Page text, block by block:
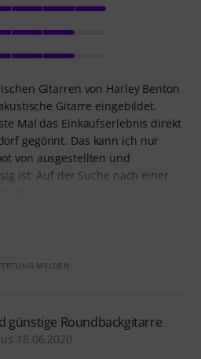
Gitarren von Harley Benton
Gitarre eingebildet.
Mal das Einkaufserlebnis direkt
gegönnt. Das kann ich nur
von ausgestellten und
ist. Auf der Suche nach einer
MELDEN
günstige Roundbackgitarre
18.06.2020